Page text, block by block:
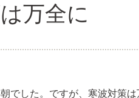
万全に
でした。ですが、寒波対策は